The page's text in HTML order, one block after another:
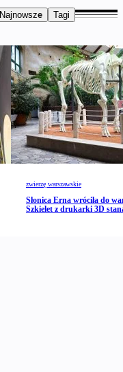
Najnowsze Tagi
zwierzę warszawskie
Słonica Erna wróciła do
Szkielet z drukarki 3D